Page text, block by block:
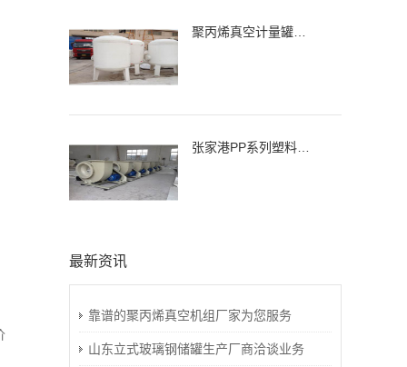
最新资讯
靠谱的聚丙烯真空机组厂家为您服务
山东立式玻璃钢储罐生产厂商洽谈业务